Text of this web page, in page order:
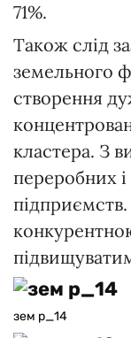
71%.
Також слід
земельного
створення
кластера. З
переробних
зем р_14